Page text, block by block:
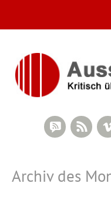
RSS
Archiv des